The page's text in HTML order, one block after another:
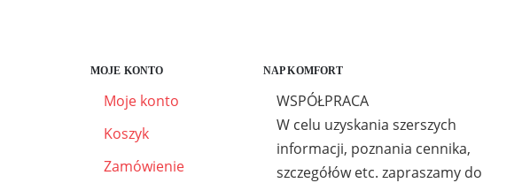
MOJE KONTO
Moje konto
Koszyk
Zamówienie
NAP KOMFORT
WSPÓŁPRACA
W celu uzyskania szerszych
informacji, poznania cennika,
szczegółów etc. zapraszamy do